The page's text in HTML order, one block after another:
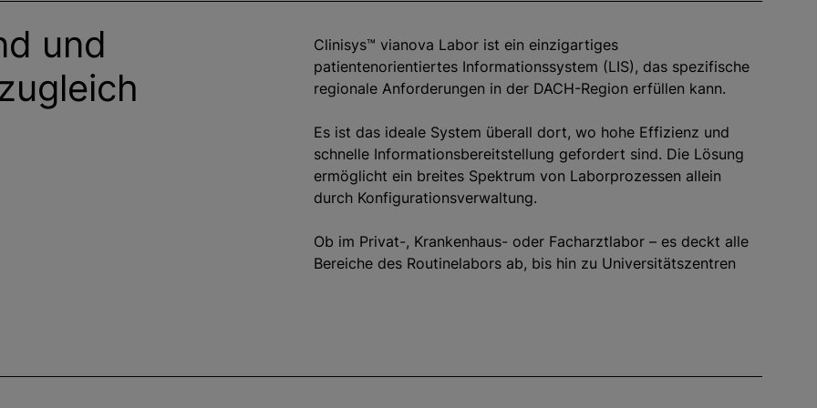
und
Clinisys™ vianova Labor ist ein einzigartiges
patientenorientiertes Informationssystem (LIS), das spezifische
regionale Anforderungen in der DACH-Region erfüllen kann.
Es ist das ideale System überall dort, wo hohe Effizienz und
schnelle Informationsbereitstellung gefordert sind. Die Lösung
ermöglicht ein breites Spektrum von Laborprozessen allein
durch Konfigurationsverwaltung.
Ob im Privat-, Krankenhaus- oder Facharztlabor – es deckt alle
Bereiche des Routinelabors ab, bis hin zu Universitätszentren